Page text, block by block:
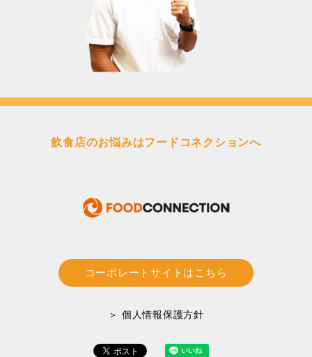
飲食店のお悩みはフードコネクションへ
コーポレートサイトはこちら
＞ 個人情報保護方針